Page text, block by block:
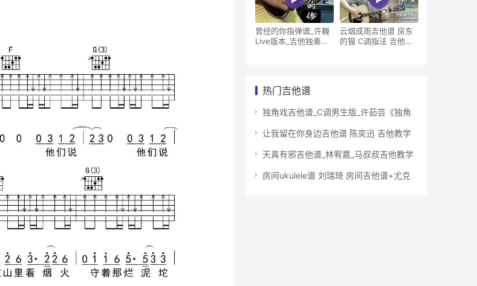
曾经的你指弹谱_许巍
Live版本_吉他独奏谱_
云烟成雨吉他谱 房东
的猫 C调指法 吉他教
热门吉他谱
独角戏吉他谱_C调男生版_许茹芸《独角
让我留在你身边吉他谱 陈奕迅 吉他教学
天真有邪吉他谱_林宥嘉_马叔叔吉他教学
房间ukulele谱 刘瑞琦 房间吉他谱+尤克